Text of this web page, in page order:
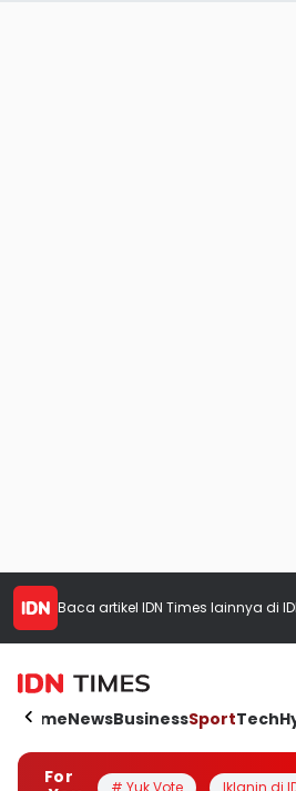
Baca artikel IDN Times lainnya di
HomeNewsBusinessSportTech
For
# Yuk Vote Iklanin di